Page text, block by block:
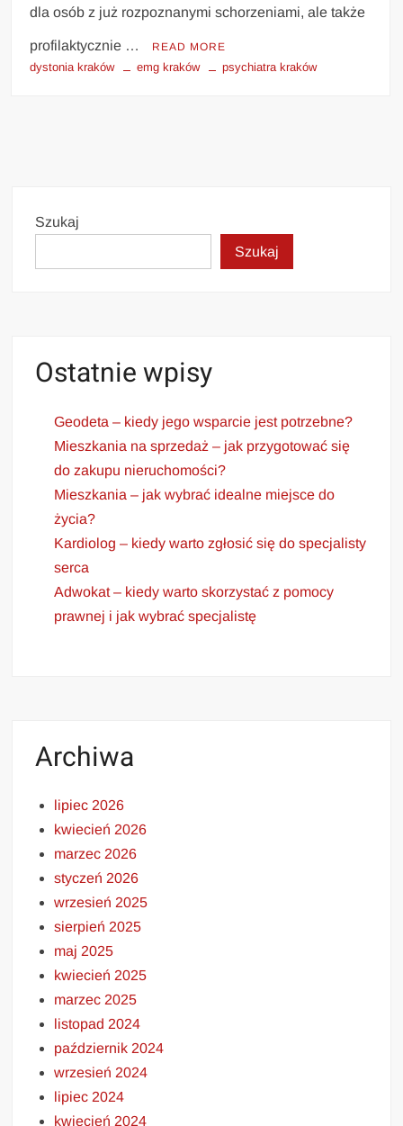
dla osób z już rozpoznanymi schorzeniami, ale także
profilaktycznie … READ MORE
dystonia kraków emg kraków psychiatra kraków
Szukaj
Szukaj
Ostatnie wpisy
Geodeta – kiedy jego wsparcie jest potrzebne?
Mieszkania na sprzedaż – jak przygotować się
do zakupu nieruchomości?
Mieszkania – jak wybrać idealne miejsce do
życia?
Kardiolog – kiedy warto zgłosić się do specjalisty
serca
Adwokat – kiedy warto skorzystać z pomocy
prawnej i jak wybrać specjalistę
Archiwa
lipiec 2026
kwiecień 2026
marzec 2026
styczeń 2026
wrzesień 2025
sierpień 2025
maj 2025
kwiecień 2025
marzec 2025
listopad 2024
październik 2024
wrzesień 2024
lipiec 2024
kwiecień 2024